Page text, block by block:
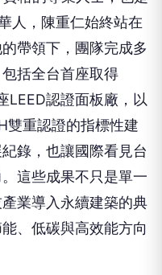
人，陳重仁始終站在
帶領下，團隊完成多
括全台首座取得
LEED認證面板廠，以
雙重認證的指標性建
錄，也讓國際看見台
這些成果不只是單一
業導入永續建築的典
、低碳與高效能方向